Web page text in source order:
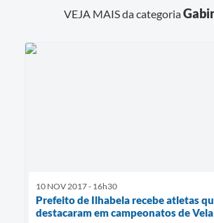
VEJA MAIS da categoria
10 NOV 2017 - 16h30
Prefeito de Ilhabela recebe atletas
destacaram em campeonatos de Vela